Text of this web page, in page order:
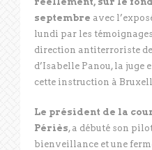
septembre avec
lundi par les
direction antiterroriste
d’Isabelle Panou, la juge
cette instruction à
Le président de la
Périès, a débuté son
bienveillance et une